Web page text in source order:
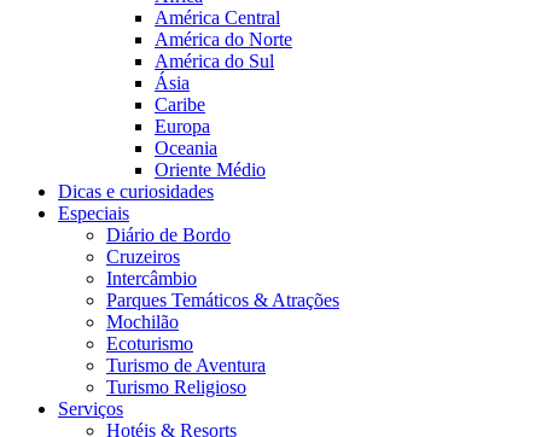
América Central
América do Norte
América do Sul
Ásia
Caribe
Europa
Oceania
Oriente Médio
Dicas e curiosidades
Especiais
Diário de Bordo
Cruzeiros
Intercâmbio
Parques Temáticos & Atrações
Mochilão
Ecoturismo
Turismo de Aventura
Turismo Religioso
Serviços
Hotéis & Resorts